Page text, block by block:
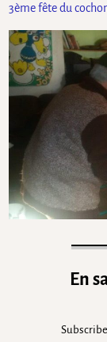
3ème fête du
En